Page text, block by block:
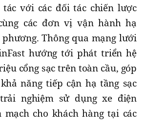
với các đối tác chiến lược
các đơn vị vận hành hạ
Thông qua mạng lưới
hướng tới phát triển hệ
cổng sạc trên toàn cầu, góp
năng tiếp cận hạ tầng sạc
nghiệm sử dụng xe điện
cho khách hàng tại các